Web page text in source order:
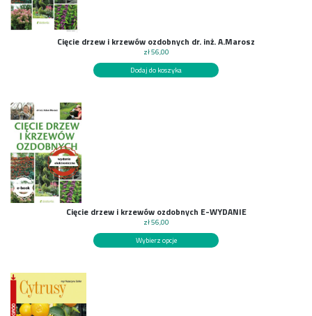
Cięcie drzew i krzewów ozdobnych dr. inż. A.Marosz
zł56,00
Dodaj do koszyka
Cięcie drzew i krzewów ozdobnych E-WYDANIE
zł56,00
Wybierz opcje